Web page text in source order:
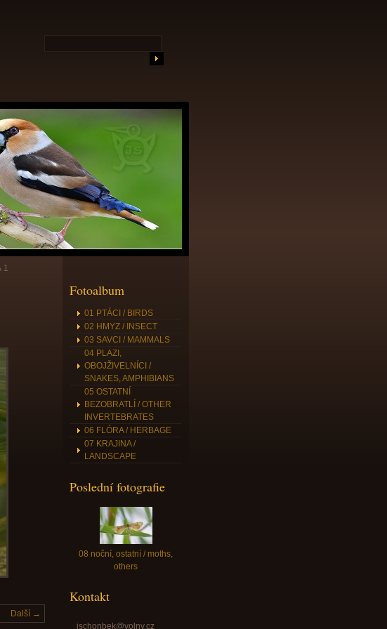
1
Další →
Fotoalbum
01 PTÁCI / BIRDS
02 HMYZ / INSECT
03 SAVCI / MAMMALS
04 PLAZI,
OBOJŽIVELNÍCI /
SNAKES, AMPHIBIANS
05 OSTATNÍ
BEZOBRATLÍ / OTHER
INVERTEBRATES
06 FLÓRA / HERBAGE
07 KRAJINA /
LANDSCAPE
Poslední fotografie
08 noční, ostatní / moths,
others
Kontakt
jschonbek@volny.cz